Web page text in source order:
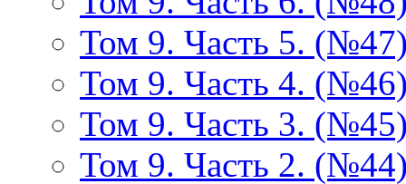
Том 9. Часть 5.
Том 9. Часть 4.
Том 9. Часть 3.
Том 9. Часть 2.